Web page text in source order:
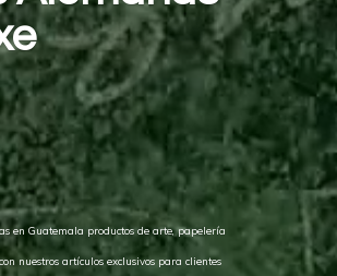
en Guatemala productos de arte, papelería
nuestros artículos exclusivos para clientes